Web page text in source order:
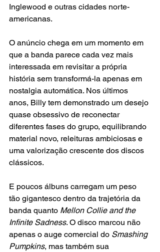
Inglewood e outras cidades norte-
americanas.
O anúncio chega em um momento em
que a banda parece cada vez mais
interessada em revisitar a própria
história sem transformá-la apenas em
nostalgia automática. Nos últimos
anos, Billy tem demonstrado um desejo
quase obsessivo de reconectar
diferentes fases do grupo, equilibrando
material novo, releituras ambiciosas e
uma valorização crescente dos discos
clássicos.
E poucos álbuns carregam um peso
tão gigantesco dentro da trajetória da
banda quanto Mellon Collie and the
Infinite Sadness. O disco marcou não
apenas o auge comercial do Smashing
Pumpkins, mas também sua